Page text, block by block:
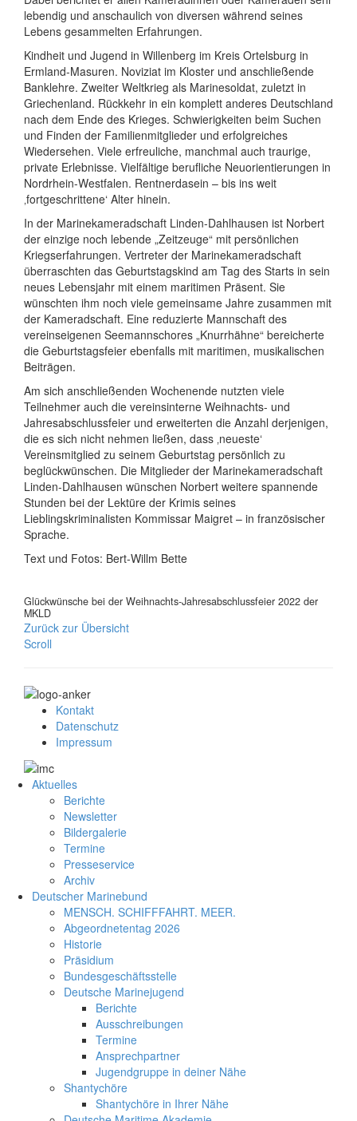
lebendig und anschaulich von diversen während seines
Lebens gesammelten Erfahrungen.
Kindheit und Jugend in Willenberg im Kreis Ortelsburg in
Ermland-Masuren. Noviziat im Kloster und anschließende
Banklehre. Zweiter Weltkrieg als Marinesoldat, zuletzt in
Griechenland. Rückkehr in ein komplett anderes Deutschland
nach dem Ende des Krieges. Schwierigkeiten beim Suchen
und Finden der Familienmitglieder und erfolgreiches
Wiedersehen. Viele erfreuliche, manchmal auch traurige,
private Erlebnisse. Vielfältige berufliche Neuorientierungen in
Nordrhein-Westfalen. Rentnerdasein – bis ins weit
‚fortgeschrittene‘ Alter hinein.
In der Marinekameradschaft Linden-Dahlhausen ist Norbert
der einzige noch lebende „Zeitzeuge“ mit persönlichen
Kriegserfahrungen. Vertreter der Marinekameradschaft
überraschten das Geburtstagskind am Tag des Starts in sein
neues Lebensjahr mit einem maritimen Präsent. Sie
wünschten ihm noch viele gemeinsame Jahre zusammen mit
der Kameradschaft. Eine reduzierte Mannschaft des
vereinseigenen Seemannschores „Knurrhähne“ bereicherte
die Geburtstagsfeier ebenfalls mit maritimen, musikalischen
Beiträgen.
Am sich anschließenden Wochenende nutzten viele
Teilnehmer auch die vereinsinterne Weihnachts- und
Jahresabschlussfeier und erweiterten die Anzahl derjenigen,
die es sich nicht nehmen ließen, dass ‚neueste‘
Vereinsmitglied zu seinem Geburtstag persönlich zu
beglückwünschen. Die Mitglieder der Marinekameradschaft
Linden-Dahlhausen wünschen Norbert weitere spannende
Stunden bei der Lektüre der Krimis seines
Lieblingskriminalisten Kommissar Maigret – in französischer
Sprache.
Text und Fotos: Bert-Willm Bette
Glückwünsche bei der Weihnachts-Jahresabschlussfeier 2022 der
MKLD
Zurück zur Übersicht
Scroll
Kontakt
Datenschutz
Impressum
Aktuelles
Berichte
Newsletter
Bildergalerie
Termine
Presseservice
Archiv
Deutscher Marinebund
MENSCH. SCHIFFFAHRT. MEER.
Abgeordnetentag 2026
Historie
Präsidium
Bundesgeschäftsstelle
Deutsche Marinejugend
Berichte
Ausschreibungen
Termine
Ansprechpartner
Jugendgruppe in deiner Nähe
Shantychöre
Shantychöre in Ihrer Nähe